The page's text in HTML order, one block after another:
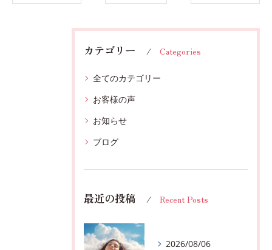
カテゴリー Categories
全てのカテゴリー
お客様の声
お知らせ
ブログ
最近の投稿 Recent Posts
2026/08/06